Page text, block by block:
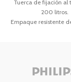
Tuerca de fijación al
200 litros.
Empaque resistente